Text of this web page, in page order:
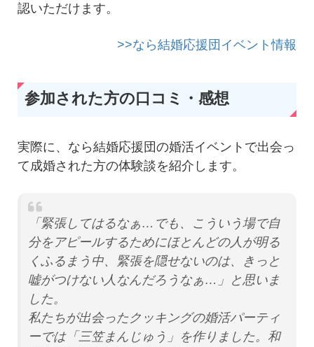
認いただけます。
>>なら結婚応援団イベント情報
参加された方の口コミ・感想
実際に、なら結婚応援団の婚活イベントで出会っ
て成婚された方の体験談を紹介します。
「緊張してはるなぁ…でも、こういう場で自
分をアピールするためにほとんどの人が明る
くふるまう中、緊張を隠せないのは、きっと
嘘がつけない人なんだろうなぁ…」と思いま
した。
私たちが出会ったクッキングの婚活パーティ
ーでは「三笠まんじゅう」を作りました。和